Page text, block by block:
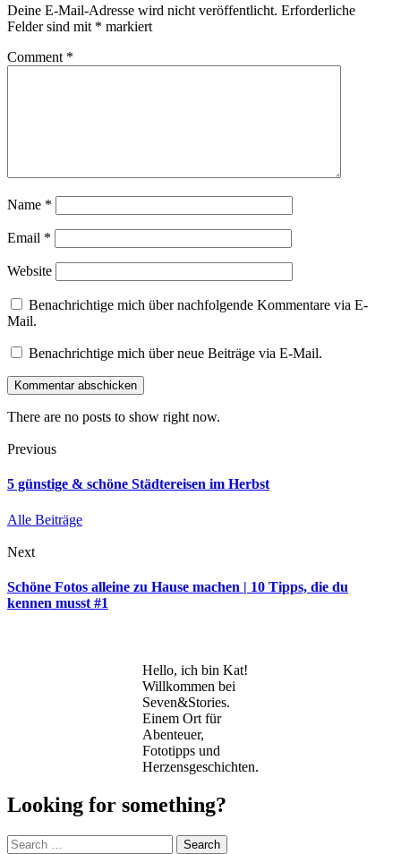
Deine E-Mail-Adresse wird nicht veröffentlicht. Erforderliche
Felder sind mit * markiert
Comment *
Name *
Email *
Website
Benachrichtige mich über nachfolgende Kommentare via E-
Mail.
Benachrichtige mich über neue Beiträge via E-Mail.
There are no posts to show right now.
Previous
5 günstige & schöne Städtereisen im Herbst
Alle Beiträge
Next
Schöne Fotos alleine zu Hause machen | 10 Tipps, die du
kennen musst #1
Hello, ich bin Kat!
Willkommen bei
Seven&Stories.
Einem Ort für
Abenteuer,
Fototipps und
Herzensgeschichten.
Looking for something?
Search